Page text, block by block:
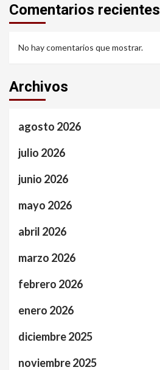
Comentarios recientes
No hay comentarios que mostrar.
Archivos
agosto 2026
julio 2026
junio 2026
mayo 2026
abril 2026
marzo 2026
febrero 2026
enero 2026
diciembre 2025
noviembre 2025